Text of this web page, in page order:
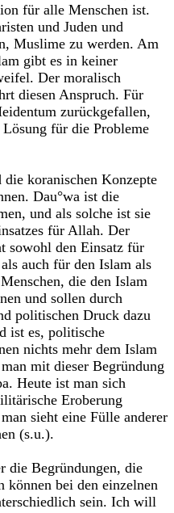
für alle Menschen ist.
und Juden und
Muslime zu werden. Am
gibt es in keiner
Der moralisch
diesen Anspruch. Für
zurückgefallen,
für die Probleme
koranischen Konzepte
Dau°wa ist die
und als solche ist sie
für Allah. Der
sowohl den Einsatz für
auch für den Islam als
die den Islam
und sollen durch
politischen Druck dazu
ist es, politische
nichts mehr dem Islam
mit dieser Begründung
Heute ist man sich
Eroberung
sieht eine Fülle anderer
(s.u.).
die Begründungen, die
können bei den einzelnen
sein. Ich will